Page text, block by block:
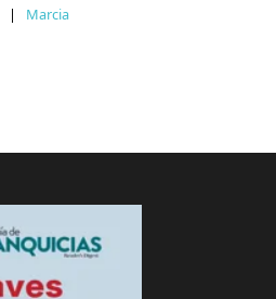
| Marcia